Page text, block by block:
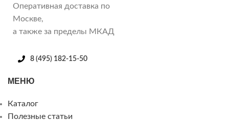
Оперативная доставка по
Москве,
а также за пределы МКАД
8 (495) 182-15-50
МЕНЮ
Каталог
Полезные статьи